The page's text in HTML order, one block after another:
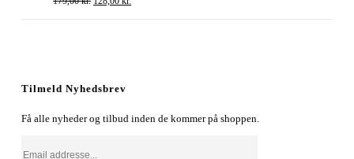
Tilmeld Nyhedsbrev
Få alle nyheder og tilbud inden de kommer på shoppen.